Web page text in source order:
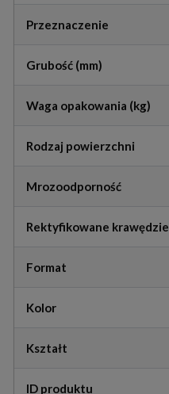
Przeznaczenie
Grubość (mm)
Waga opakowania (kg)
Rodzaj powierzchni
Mrozoodporność
Rektyfikowane krawędzie
Format
Kolor
Kształt
ID produktu